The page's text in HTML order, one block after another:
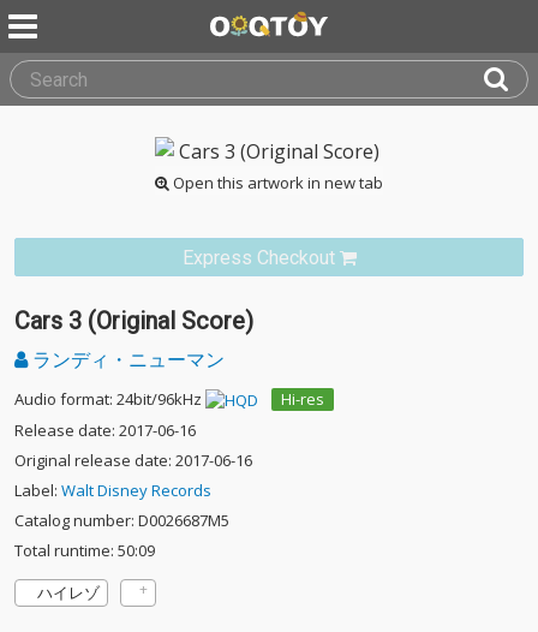
Open this artwork in new tab
Express Checkout
Cars 3 (Original Score)
ランディ・ニューマン
Audio format: 24bit/96kHz
Hi-res
Release date: 2017-06-16
Original release date: 2017-06-16
Label: Walt Disney Records
Catalog number: D0026687M5
Total runtime: 50:09
ハイレゾ